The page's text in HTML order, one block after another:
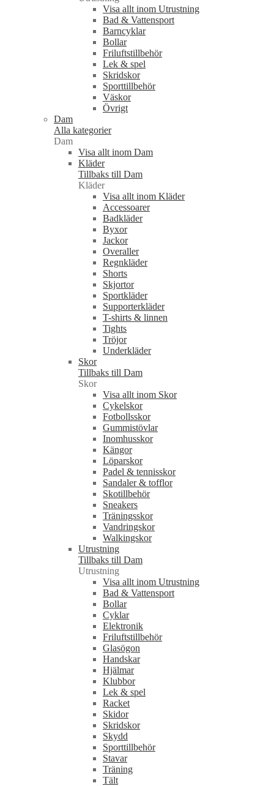
Visa allt inom Utrustning
Bad & Vattensport
Barncyklar
Bollar
Friluftstillbehör
Lek & spel
Skridskor
Sporttillbehör
Väskor
Övrigt
Dam
Alla kategorier
Dam
Visa allt inom Dam
Kläder
Tillbaks till Dam
Kläder
Visa allt inom Kläder
Accessoarer
Badkläder
Byxor
Jackor
Overaller
Regnkläder
Shorts
Skjortor
Sportkläder
Supporterkläder
T-shirts & linnen
Tights
Tröjor
Underkläder
Skor
Tillbaks till Dam
Skor
Visa allt inom Skor
Cykelskor
Fotbollsskor
Gummistövlar
Inomhusskor
Kängor
Löparskor
Padel & tennisskor
Sandaler & tofflor
Skotillbehör
Sneakers
Träningsskor
Vandringskor
Walkingskor
Utrustning
Tillbaks till Dam
Utrustning
Visa allt inom Utrustning
Bad & Vattensport
Bollar
Cyklar
Elektronik
Friluftstillbehör
Glasögon
Handskar
Hjälmar
Klubbor
Lek & spel
Racket
Skidor
Skridskor
Skydd
Sporttillbehör
Stavar
Träning
Tält